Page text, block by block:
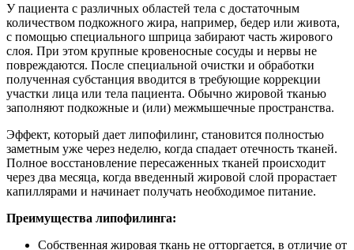
и
У пациента с различных областей тела с достаточным
количеством подкожного жира, например, бедер или живота,
с помощью специального шприца забирают часть жирового
слоя. При этом крупные кровеносные сосуды и нервы не
повреждаются. После специальной очистки и обработки
полученная субстанция вводится в требующие коррекции
участки лица или тела пациента. Обычно жировой тканью
заполняют подкожные и (или) межмышечные пространства.
Эффект, который дает липофилинг, становится полностью
заметным уже через неделю, когда спадает отечность тканей.
Полное восстановление пересаженных тканей происходит
через два месяца, когда введенный жировой слой прорастает
капиллярами и начинает получать необходимое питание.
Преимущества липофилинга:
Собственная жировая ткань не отторгается, в отличие от